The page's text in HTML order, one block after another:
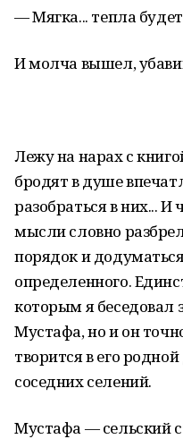
— Мягка... тепла
И молча вышел,
Лежу на нарах с
бродят в душе
разобраться в них... И
мысли словно
порядок и
определенного.
которым я беседовал
Мустафа, но и он
творится в его
соседних селений.
Мустафа — сельский